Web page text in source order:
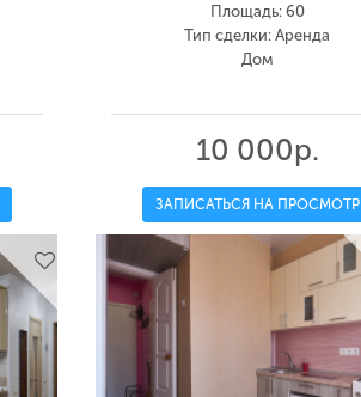
Площадь: 60
Тип сделки: Аренда
Дом
10 000р.
ЗАПИСАТЬСЯ НА ПРОСМОТР